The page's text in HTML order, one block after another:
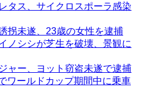
タス、サイクロスポーラ感染
拐未遂、23歳の女性を逮捕
ノシシが芝生を破壊、景観に
ャー、ヨット窃盗未遂で逮捕
ワールドカップ期間中に乗車